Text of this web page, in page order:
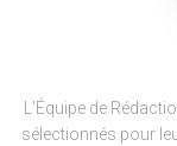
L'Équipe de
sélectionnés pour